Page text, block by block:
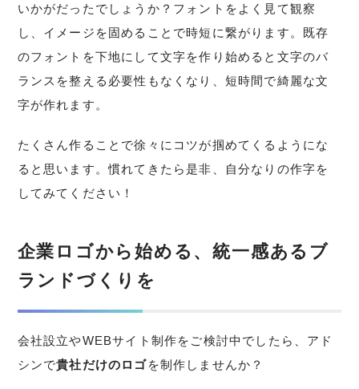
いかがだったでしょうか？フォントをよく見て観察
し、イメージを固めることで時短に繋がります。既存
のフォントを下地にして文字を作り始めると文字のバ
ランスを整える必要性もなくなり、短時間で綺麗な文
字が作れます。
たくさん作ることで徐々にコツが掴めてくるようにな
ると思います。慣れてきたら是非、自分なりの作字を
してみてください！
企業ロゴから始める、統一感あるブ
ランドづくりを
会社設立やWEBサイト制作をご検討中でしたら、アド
シンで貴社だけのロゴを制作しませんか？